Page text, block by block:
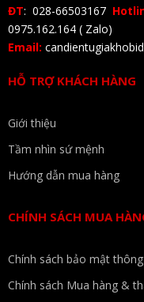
ĐT: 028-66503167
0975.162.164 ( Zalo)
Email:
HỖ TRỢ KHÁCH HÀNG
Giới thiệu
Tầm nhìn sứ mệnh
Hướng dẫn mua hàng
CHÍNH SÁCH MUA
Chính sách bảo mật
Chính sách Mua hàng &